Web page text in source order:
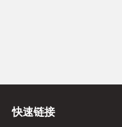
快速链接